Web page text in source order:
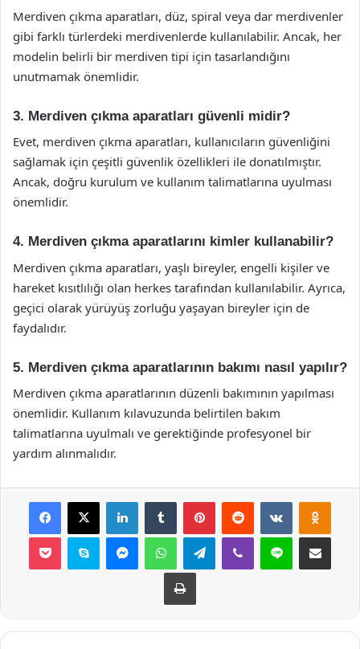
Merdiven çıkma aparatları, düz, spiral veya dar merdivenler
gibi farklı türlerdeki merdivenlerde kullanılabilir. Ancak, her
modelin belirli bir merdiven tipi için tasarlandığını
unutmamak önemlidir.
3. Merdiven çıkma aparatları güvenli midir?
Evet, merdiven çıkma aparatları, kullanıcıların güvenliğini
sağlamak için çeşitli güvenlik özellikleri ile donatılmıştır.
Ancak, doğru kurulum ve kullanım talimatlarına uyulması
önemlidir.
4. Merdiven çıkma aparatlarını kimler kullanabilir?
Merdiven çıkma aparatları, yaşlı bireyler, engelli kişiler ve
hareket kısıtlılığı olan herkes tarafından kullanılabilir. Ayrıca,
geçici olarak yürüyüş zorluğu yaşayan bireyler için de
faydalıdır.
5. Merdiven çıkma aparatlarının bakımı nasıl yapılır?
Merdiven çıkma aparatlarının düzenli bakımının yapılması
önemlidir. Kullanım kılavuzunda belirtilen bakım
talimatlarına uyulmalı ve gerektiğinde profesyonel bir
yardım alınmalıdır.
Facebook
X LinkedInTumblr PinterestReddit VKontakte
Pocket Skype MessengerWhatsAppTelegramViber Line E-Posta ile
Yazdır